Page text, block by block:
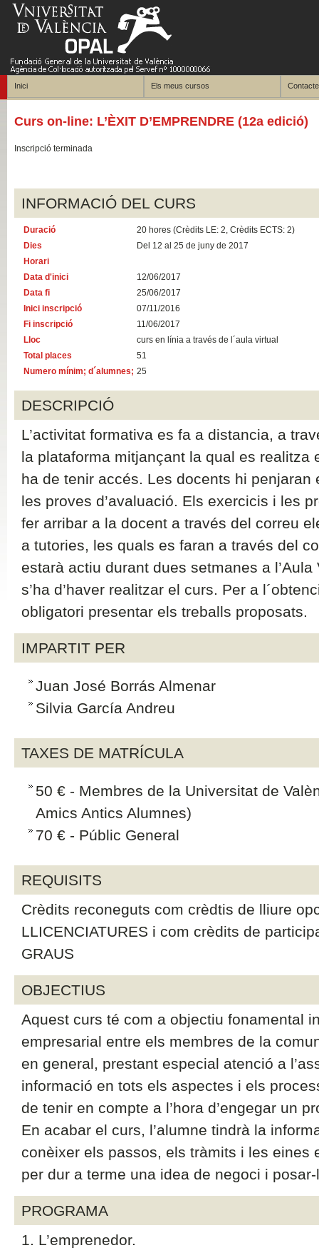
Inici Els meus cursos Contacte
Curs on-line: L’ÈXIT D’EMPRENDRE (12a edició)
Inscripció terminada
INFORMACIÓ DEL CURS
Duració
20 hores (Crèdits LE: 2, Crèdits ECTS: 2)
Dies
Del 12 al 25 de juny de 2017
Horari
Data d'inici
12/06/2017
Data fi
25/06/2017
Inici inscripció
07/11/2016
Fi inscripció
11/06/2017
Lloc
curs en línia a través de l´aula virtual
Total places
51
Numero mínim; d´alumnes; 25
DESCRIPCIÓ
L’activitat formativa es fa a distancia, a
la plataforma mitjançant la qual es realitza
ha de tenir accés. Les docents hi penjaran
les proves d’avaluació. Els exercicis i les
fer arribar a la docent a través del correu
a tutories, les quals es faran a través del
estarà actiu durant dues setmanes a
s’ha d’haver realitzar el curs. Per a
obligatori presentar els treballs proposats.
IMPARTIT PER
Juan José Borrás Almenar
Silvia García Andreu
TAXES DE MATRÍCULA
50 € - Membres de la Universitat de
Amics Antics Alumnes)
70 € - Públic General
REQUISITS
Crèdits reconeguts com crèdtis de lliure
LLICENCIATURES i com crèdits de
GRAUS
OBJECTIUS
Aquest curs té com a objectiu fonamental
empresarial entre els membres de la
en general, prestant especial atenció a
informació en tots els aspectes i els
de tenir en compte a l’hora d’engegar un
En acabar el curs, l’alumne tindrà la
conèixer els passos, els tràmits i les eines
per dur a terme una idea de negoci i
PROGRAMA
1. L’emprenedor.